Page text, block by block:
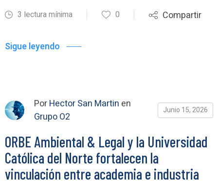
3 lectura mínima 0 Compartir
Sigue leyendo
PorHector San Martin en
Grupo O2
Junio 15, 2026
ORBE Ambiental & Legal y la Universidad
Católica del Norte fortalecen la
vinculación entre academia e industria